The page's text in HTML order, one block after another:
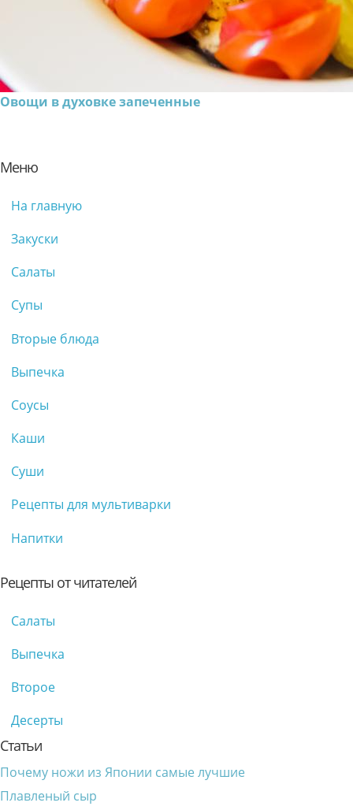
Овощи в духовке запеченные
Меню
На главную
Закуски
Салаты
Супы
Вторые блюда
Выпечка
Соусы
Каши
Суши
Рецепты для мультиварки
Напитки
Рецепты от читателей
Салаты
Выпечка
Второе
Десерты
Статьи
Почему ножи из Японии самые лучшие
Плавленый сыр